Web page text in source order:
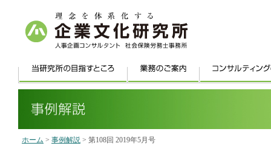
ホーム > 事例解説 > 第108回 2019年5月号